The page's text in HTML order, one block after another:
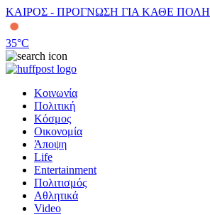
ΚΑΙΡΟΣ - ΠΡΟΓΝΩΣΗ ΓΙΑ ΚΑΘΕ ΠΟΛΗ
35°C
Κοινωνία
Πολιτική
Κόσμος
Οικονομία
Άποψη
Life
Entertainment
Πολιτισμός
Αθλητικά
Video